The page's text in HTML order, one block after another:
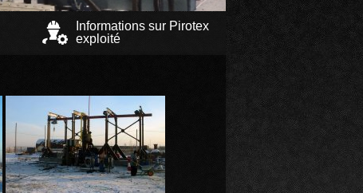
Informations sur Pirotex
exploité